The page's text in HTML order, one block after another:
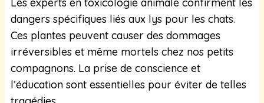
dangers spécifiques liés aux lys pour les chats.
Ces plantes peuvent causer des dommages
irréversibles et même mortels chez nos petits
compagnons. La prise de conscience et
l’éducation sont essentielles pour éviter de telles